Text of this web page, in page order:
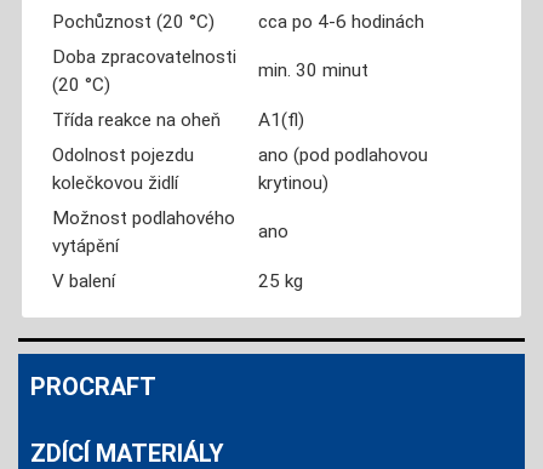
Pochůznost (20 °C)
cca po 4-6 hodinách
Doba zpracovatelnosti
(20 °C)
min. 30 minut
Třída reakce na oheň
A1(fl)
Odolnost pojezdu
kolečkovou židlí
ano (pod podlahovou
krytinou)
Možnost podlahového
vytápění
ano
V balení 25 kg
PROCRAFT
ZDÍCÍ MATERIÁLY